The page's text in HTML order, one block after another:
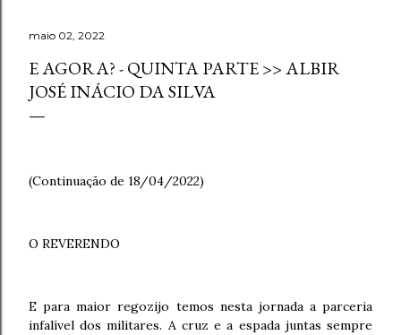
maio 02, 2022
E AGORA? - QUINTA PARTE >> ALBIR
JOSÉ INÁCIO DA SILVA
(Continuação de 18/04/2022)
O REVERENDO
E para maior regozijo temos nesta jornada a parceria
infalível dos militares. A cruz e a espada juntas sempre